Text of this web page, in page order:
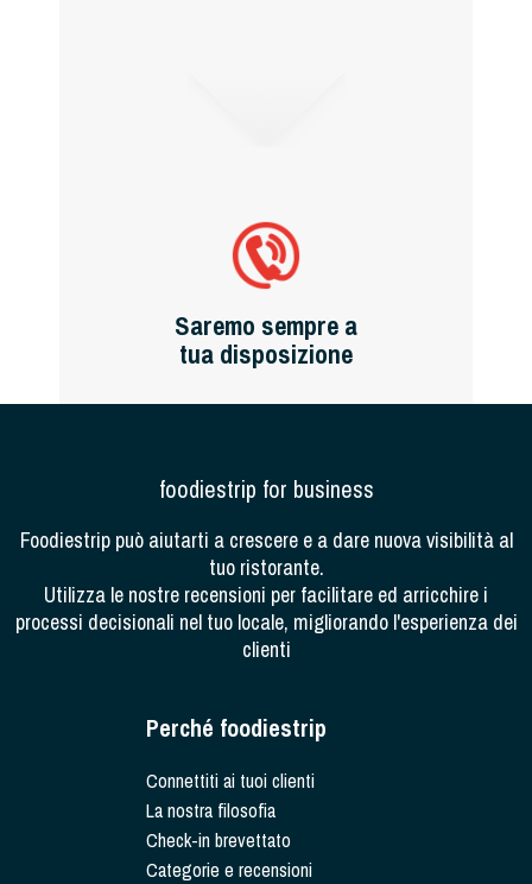
Saremo sempre a
tua disposizione
foodiestrip for business
Foodiestrip può aiutarti a crescere e a dare nuova visibilità al
tuo ristorante.
Utilizza le nostre recensioni per facilitare ed arricchire i
processi decisionali nel tuo locale, migliorando l'esperienza dei
clienti
Perché foodiestrip
Connettiti ai tuoi clienti
La nostra filosofia
Check-in brevettato
Categorie e recensioni